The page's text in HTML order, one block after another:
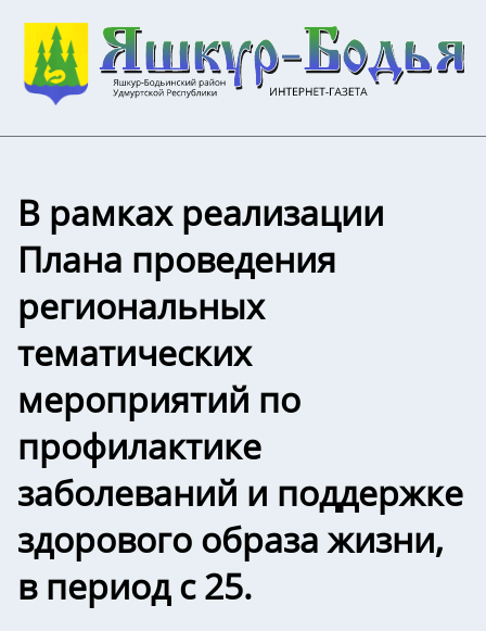
В рамках реализации
Плана проведения
региональных
тематических
мероприятий по
профилактике
заболеваний и поддержке
здорового образа жизни,
в период с 25.